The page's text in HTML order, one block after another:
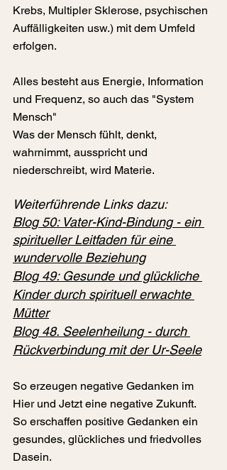
Krebs, Multipler Sklerose, psychischen
Auffälligkeiten usw.) mit dem Umfeld
erfolgen.
Alles besteht aus Energie, Information
und Frequenz, so auch das "System
Mensch"
Was der Mensch fühlt, denkt,
wahrnimmt, ausspricht und
niederschreibt, wird Materie.
Weiterführende Links dazu:
Blog 50: Vater-Kind-Bindung - ein
spiritueller Leitfaden für eine
wundervolle Beziehung
Blog 49: Gesunde und glückliche
Kinder durch spirituell erwachte
Mütter
Blog 48. Seelenheilung - durch
Rückverbindung mit der Ur-Seele
So erzeugen negative Gedanken im
Hier und Jetzt eine negative Zukunft.
So erschaffen positive Gedanken ein
gesundes, glückliches und friedvolles
Dasein.